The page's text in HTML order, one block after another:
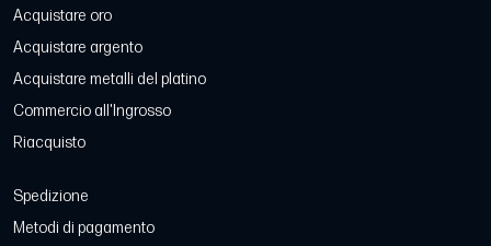
Acquistare oro
Acquistare argento
Acquistare metalli del platino
Commercio all'Ingrosso
Riacquisto
Spedizione
Metodi di pagamento